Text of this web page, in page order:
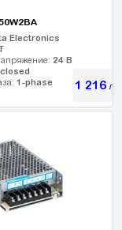
Electronics
24 В
1-phase 1 216